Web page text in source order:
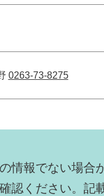
0263-73-8275
情報でない場合
認ください。記